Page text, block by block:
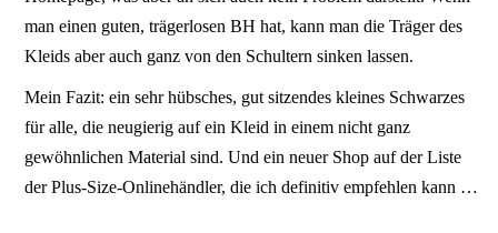
man einen guten, trägerlosen BH hat, kann man die Träger des
Kleids aber auch ganz von den Schultern sinken lassen.
Mein Fazit: ein sehr hübsches, gut sitzendes kleines Schwarzes
für alle, die neugierig auf ein Kleid in einem nicht ganz
gewöhnlichen Material sind. Und ein neuer Shop auf der Liste
der Plus-Size-Onlinehändler, die ich definitiv empfehlen kann …